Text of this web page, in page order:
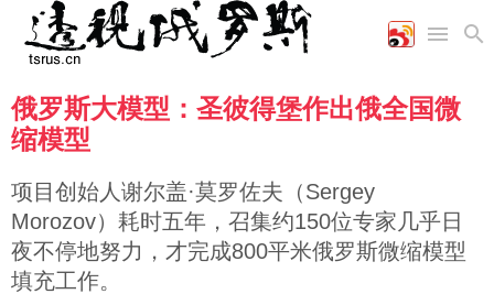
首页
国际
时政
空军
海军
陆军
军事合作
财经
商业
工业
能源
农业
文艺
教育
美食
娱乐
图片新闻
高清图片
漫画
视频
图表
俄罗斯大模型：圣彼得堡作出俄全国微
缩模型
项目创始人谢尔盖·莫罗佐夫（Sergey
Morozov）耗时五年，召集约150位专家几乎日
夜不停地努力，才完成800平米俄罗斯微缩模型
填充工作。